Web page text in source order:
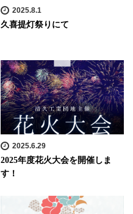
2025.8.1
久喜提灯祭りにて
2025.6.29
2025年度花火大会を開催しま
す！